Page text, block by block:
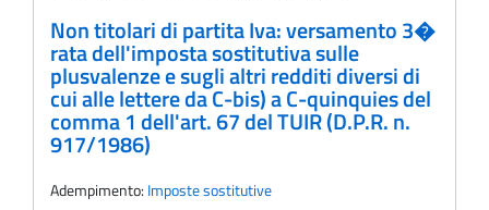
Non titolari di partita Iva: versamento 3�
rata dell'imposta sostitutiva sulle
plusvalenze e sugli altri redditi diversi di
cui alle lettere da C-bis) a C-quinquies del
comma 1 dell'art. 67 del TUIR (D.P.R. n.
917/1986)
Adempimento: Imposte sostitutive